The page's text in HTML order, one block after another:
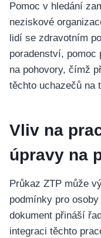
Pomoc v hledání
neziskové
lidí se zdravotním
poradenství,
na pohovory, čímž
těchto uchazečů na
Vliv na
úpravy na
Průkaz ZTP může
podmínky pro
dokument přináší
integraci těchto